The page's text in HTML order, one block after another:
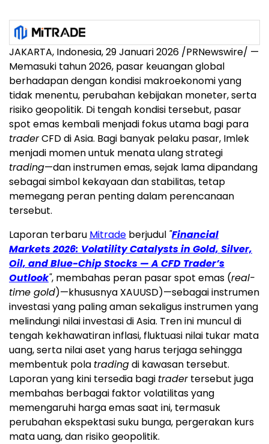
JAKARTA, Indonesia, 29 Januari 2026 /PRNewswire/ —
Memasuki tahun 2026, pasar keuangan global
berhadapan dengan kondisi makroekonomi yang
tidak menentu, perubahan kebijakan moneter, serta
risiko geopolitik. Di tengah kondisi tersebut, pasar
spot emas kembali menjadi fokus utama bagi para
traderCFD di Asia. Bagi banyak pelaku pasar, Imlek
menjadi momen untuk menata ulang strategi
trading—dan instrumen emas, sejak lama dipandang
sebagai simbol kekayaan dan stabilitas, tetap
memegang peran penting dalam perencanaan
tersebut.
Laporan terbaru Mitrade berjudul "Financial
Markets 2026: Volatility Catalysts in Gold, Silver,
Oil, and Blue-Chip Stocks — A CFD Trader’s
Outlook", membahas peran pasar spot emas (real-
time gold)—khususnya XAUUSD)—sebagai instrumen
investasi yang paling aman sekaligus instrumen yang
melindungi nilai investasi di Asia. Tren ini muncul di
tengah kekhawatiran inflasi, fluktuasi nilai tukar mata
uang, serta nilai aset yang harus terjaga sehingga
membentuk pola tradingdi kawasan tersebut.
Laporan yang kini tersedia bagi tradertersebut juga
membahas berbagai faktor volatilitas yang
memengaruhi harga emas saat ini, termasuk
perubahan ekspektasi suku bunga, pergerakan kurs
mata uang, dan risiko geopolitik.